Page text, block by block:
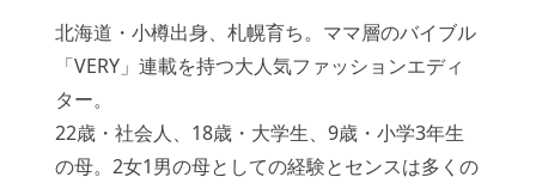
北海道・小樽出身、札幌育ち。ママ層のバイブル
「VERY」連載を持つ大人気ファッションエディ
ター。
22歳・社会人、18歳・大学生、9歳・小学3年生
の母。2女1男の母としての経験とセンスは多くの